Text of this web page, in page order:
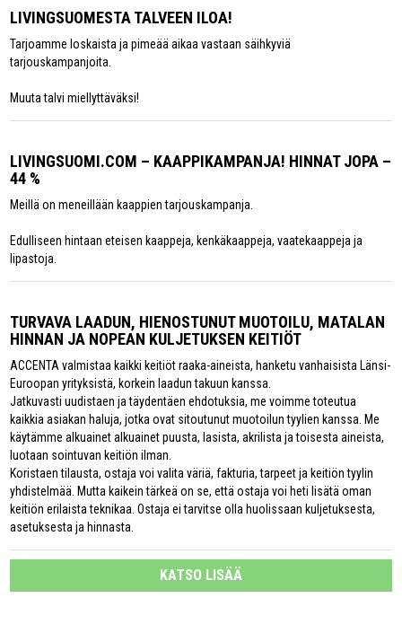
LIVINGSUOMESTA TALVEEN ILOA!
Tarjoamme loskaista ja pimeää aikaa vastaan säihkyviä
tarjouskampanjoita.
Muuta talvi miellyttäväksi!
LIVINGSUOMI.COM – KAAPPIKAMPANJA! HINNAT JOPA –
44 %
Meillä on meneillään kaappien tarjouskampanja.
Edulliseen hintaan eteisen kaappeja, kenkäkaappeja, vaatekaappeja ja
lipastoja.
TURVAVA LAADUN, HIENOSTUNUT MUOTOILU, MATALAN
HINNAN JA NOPEAN KULJETUKSEN KEITIÖT
ACCENTA valmistaa kaikki keitiöt raaka-aineista, hanketu vanhaisista Länsi-
Euroopan yrityksistä, korkein laadun takuun kanssa.
Jatkuvasti uudistaen ja täydentäen ehdotuksia, me voimme toteutua
kaikkia asiakan haluja, jotka ovat sitoutunut muotoilun tyylien kanssa. Me
käytämme alkuainet alkuainet puusta, lasista, akrilista ja toisesta aineista,
luotaan sointuvan keitiön ilman.
Koristaen tilausta, ostaja voi valita väriä, fakturia, tarpeet ja keitiön tyylin
yhdistelmää. Mutta kaikein tärkeä on se, että ostaja voi heti lisätä oman
keitiön erilaista teknikaa. Ostaja ei tarvitse olla huolissaan kuljetuksesta,
asetuksesta ja hinnasta.
KATSO LISÄÄ